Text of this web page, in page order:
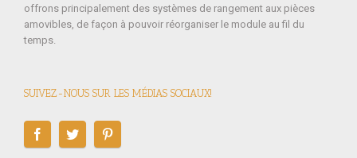
offrons principalement des systèmes de rangement aux pièces
amovibles, de façon à pouvoir réorganiser le module au fil du
temps.
SUIVEZ-NOUS SUR LES MÉDIAS SOCIAUX!